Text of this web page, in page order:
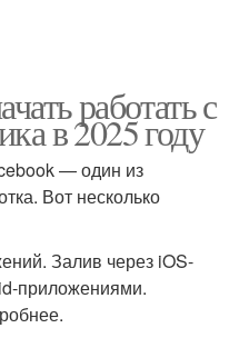
работать с
в 2025 году
— один из
Вот несколько
Залив через iOS-
приложениями.